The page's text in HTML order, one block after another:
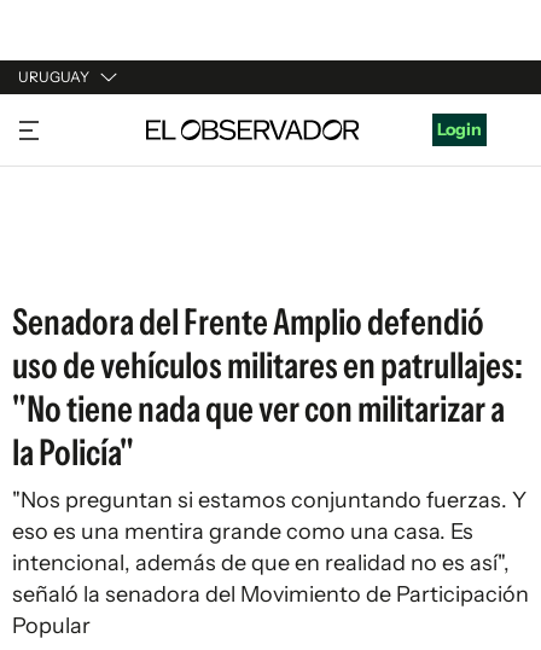
URUGUAY
URUGUAY
ARGENTINA
Login
Senadora del Frente Amplio defendió
uso de vehículos militares en patrullajes:
"No tiene nada que ver con militarizar a
la Policía"
"Nos preguntan si estamos conjuntando fuerzas. Y
eso es una mentira grande como una casa. Es
intencional, además de que en realidad no es así",
señaló la senadora del Movimiento de Participación
Popular